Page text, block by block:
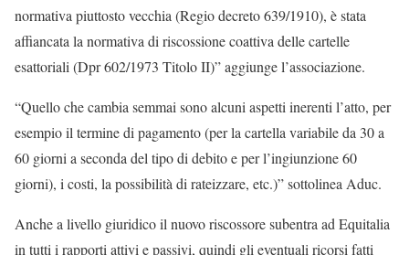
normativa piuttosto vecchia (Regio decreto 639/1910), è stata
affiancata la normativa di riscossione coattiva delle cartelle
esattoriali (Dpr 602/1973 Titolo II)” aggiunge l’associazione.
“Quello che cambia semmai sono alcuni aspetti inerenti l’atto, per
esempio il termine di pagamento (per la cartella variabile da 30 a
60 giorni a seconda del tipo di debito e per l’ingiunzione 60
giorni), i costi, la possibilità di rateizzare, etc.)” sottolinea Aduc.
Anche a livello giuridico il nuovo riscossore subentra ad Equitalia
in tutti i rapporti attivi e passivi, quindi gli eventuali ricorsi fatti